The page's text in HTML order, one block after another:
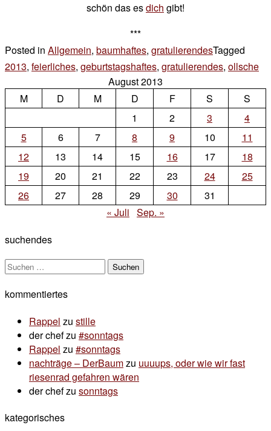
schön das esdich gibt!
***
Posted in Allgemein, baumhaftes, gratulierendesTagged
2013, feierliches, geburtstagshaftes, gratulierendes, ollsche
August 2013
M
D M D F S
S
1
2 3
4
5
6 7 8 9 10
11
12
13 14 15 16 17
18
19
20 21 22 23 24
25
26
27 28 29 30
31
« Juli Sep. »
suchendes
Suchen
kommentiertes
Rappel zu stille
der chefzu #sonntags
Rappel zu #sonntags
nachträge – DerBaumzu uuuups, oder wie wir fast
riesenrad gefahren wären
der chefzu sonntags
kategorisches